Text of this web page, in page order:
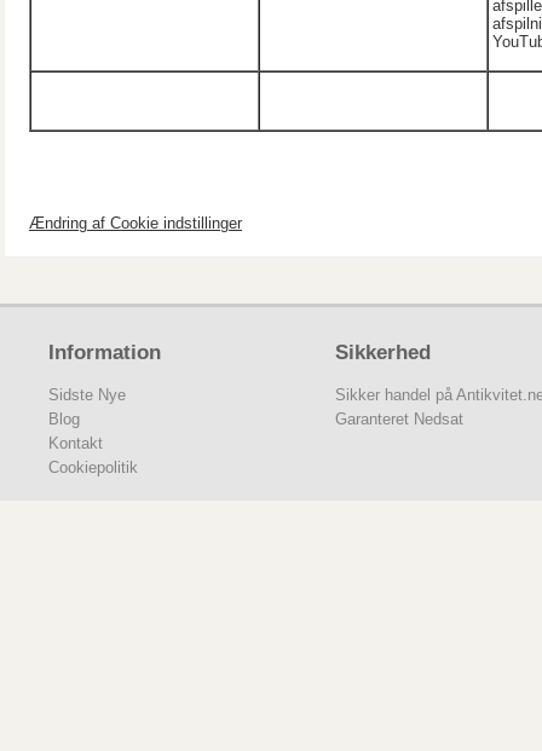
Ændring af Cookie indstillinger
Information
Sidste Nye
Blog
Kontakt
Cookiepolitik
Sikkerhed
Sikker handel på
Garanteret Nedsat